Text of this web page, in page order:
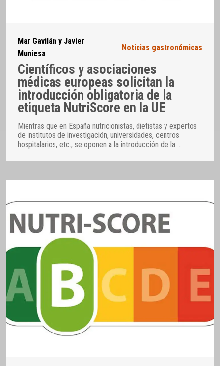
Mar Gavilán y Javier
Muniesa
Noticias gastronómicas
Científicos y asociaciones
médicas europeas solicitan la
introducción obligatoria de la
etiqueta NutriScore en la UE
Mientras que en España nutricionistas, dietistas y expertos
de institutos de investigación, universidades, centros
hospitalarios, etc., se oponen a la introducción de la …